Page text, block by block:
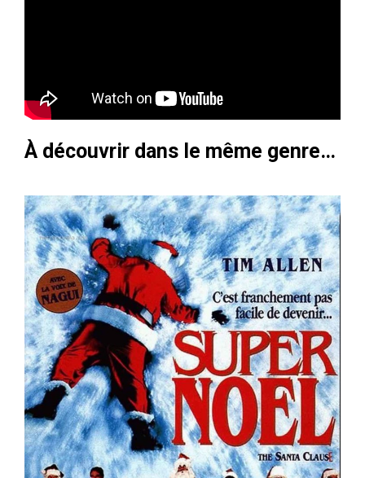
À découvrir dans le même genre…